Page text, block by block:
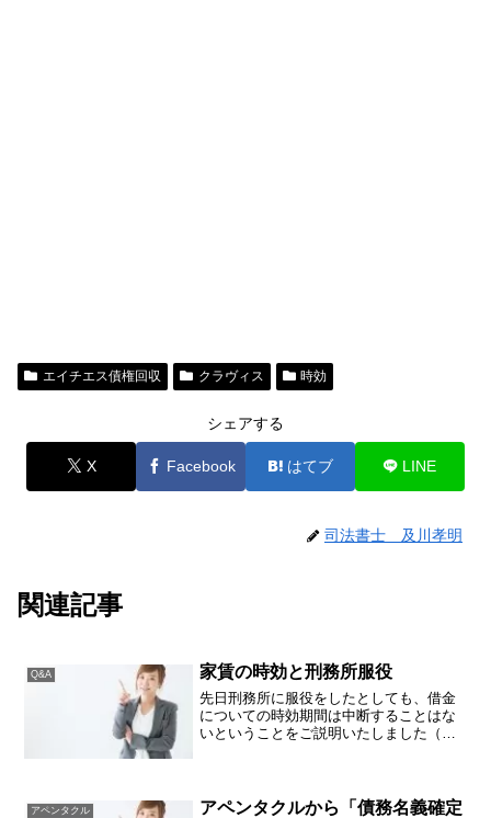
エイチエス債権回収 クラヴィス 時効
シェアする
X Facebook はてブ LINE
司法書士 及川孝明
関連記事
Q&A 家賃の時効と刑務所服役
先日刑務所に服役をしたとしても、借金
についての時効期間は中断することはな
いということをご説明いたしました（詳
期間は時効中断にはなりま...
アペンタクル
アペンタクルから「債務名義確定